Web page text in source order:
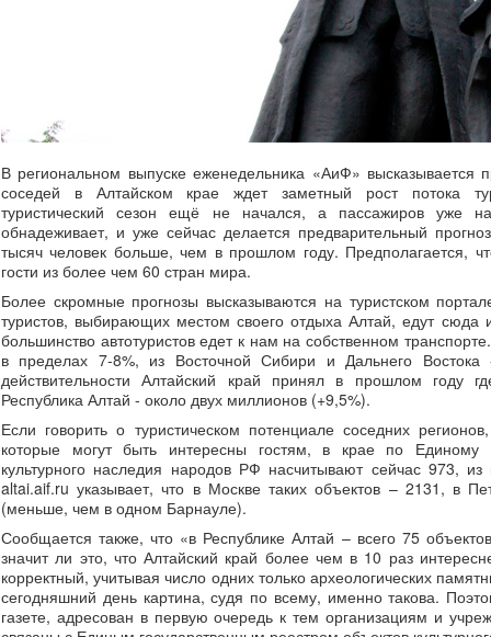
В региональном выпуске еженедельника «АиФ»
соседей в Алтайском крае ждет заметный рост потока
туристический сезон ещё не начался, а пассажиров уже
обнадеживает, и уже сейчас делается предварительный
тысяч человек больше, чем в прошлом году. Предполагается,
гости из более чем 60 стран мира.
Более скромные прогнозы высказываются на туристском
туристов, выбирающих местом своего отдыха Алтай, едут
большинство автотуристов едет к нам на собственном
в пределах 7-8%, из Восточной Сибири и Дальнего
действительности Алтайский край принял в прошлом году
Республика Алтай - около двух миллионов (+9,5%).
Если говорить о туристическом потенциале соседних
которые могут быть интересны гостям, в крае по Единому
культурного наследия народов РФ насчитывают сейчас 973,
altai.aif.ru указывает, что в Москве таких объектов – 2131, в
(меньше, чем в одном Барнауле).
Сообщается также, что «в Республике Алтай – всего 75
значит ли это, что Алтайский край более чем в 10 раз
корректный, учитывая число одних только археологических
сегодняшний день картина, судя по всему, именно такова.
газете, адресован в первую очередь к тем организациям и